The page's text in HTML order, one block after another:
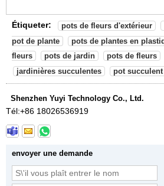
Étiqueter: pots de fleurs d'extérieur
pot de plante
pots de plantes en
fleurs
pots de jardin pots de fleurs
jardinières succulentes
pot succulent
Shenzhen Yuyi Technology Co., Ltd.
Tél:+86 18026536919
envoyer une demande